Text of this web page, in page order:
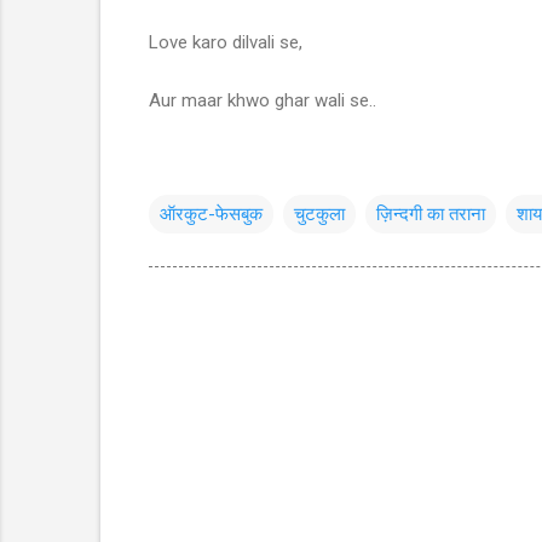
Love karo dilvali se,
Aur maar khwo ghar wali se..
ऑरकुट-फेसबुक चुटकुला ज़िन्दगी का तराना